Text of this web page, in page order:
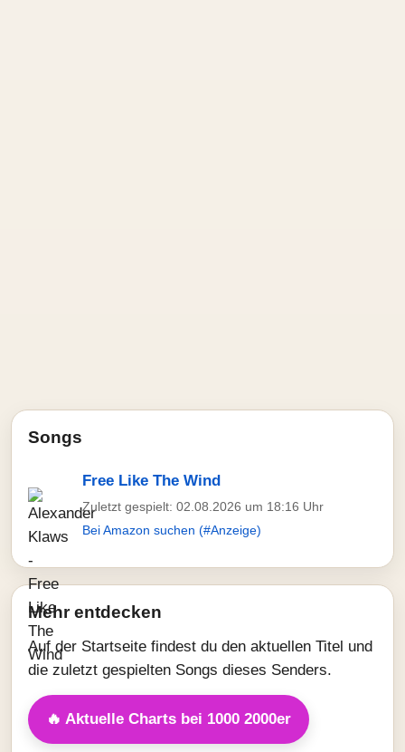
Songs
Free Like The Wind
Zuletzt gespielt: 02.08.2026 um 18:16 Uhr
Bei Amazon suchen (#Anzeige)
Mehr entdecken
Auf der Startseite findest du den aktuellen Titel und
die zuletzt gespielten Songs dieses Senders.
🔥 Aktuelle Charts bei 1000 2000er